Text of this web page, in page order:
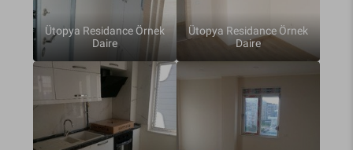
Ütopya Residance Örnek
Daire
Ütopya Residance Örnek
Daire